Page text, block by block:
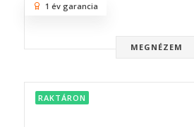
MEGNÉZEM
1 év garancia
RAKTÁRON